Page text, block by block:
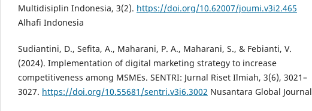
Multidisiplin Indonesia, 3(2). https://doi.org/10.62007/joumi.v3i2.465
Alhafi Indonesia
Sudiantini, D., Sefita, A., Maharani, P. A., Maharani, S., & Febianti, V.
(2024). Implementation of digital marketing strategy to increase
competitiveness among MSMEs. SENTRI: Jurnal Riset Ilmiah, 3(6), 3021–
3027. https://doi.org/10.55681/sentri.v3i6.3002 Nusantara Global Journal